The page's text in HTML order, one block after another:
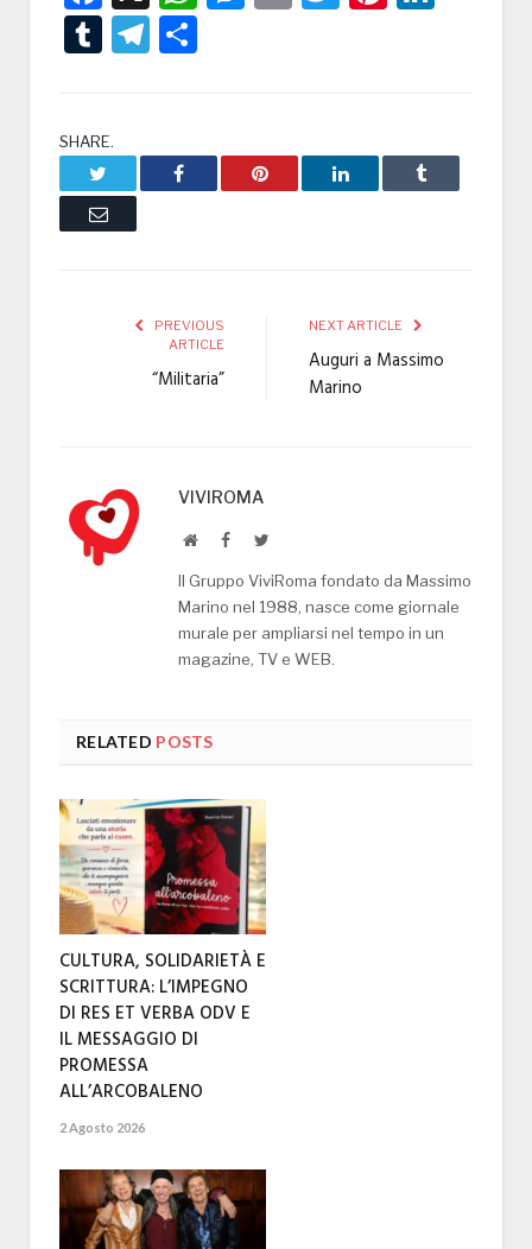
TumblrTelegram
SHARE.
Facebook Pinterest LinkedIn Tumblr
Email
PREVIOUS
ARTICLE
“Militaria”
NEXT ARTICLE
Auguri a Massimo
Marino
VIVIROMA
WebsiteFacebookTwitter
Il Gruppo ViviRoma fondato da Massimo
Marino nel 1988, nasce come giornale
murale per ampliarsi nel tempo in un
magazine, TV e WEB.
RELATED POSTS
CULTURA, SOLIDARIETÀ E
SCRITTURA: L’IMPEGNO
DI RES ET VERBA ODV E
IL MESSAGGIO DI
PROMESSA
ALL’ARCOBALENO
2 Agosto 2026